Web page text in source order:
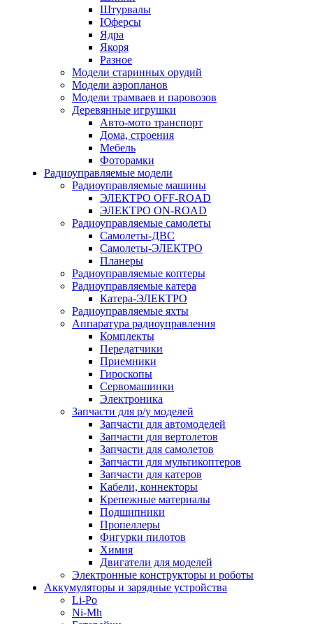
Штурвалы
Юферсы
Ядра
Якоря
Разное
Модели старинных орудий
Модели аэропланов
Модели трамваев и паровозов
Деревянные игрушки
Авто-мото транспорт
Дома, строения
Мебель
Фоторамки
Радиоуправляемые модели
Радиоуправляемые машины
ЭЛЕКТРО OFF-ROAD
ЭЛЕКТРО ON-ROAD
Радиоуправляемые самолеты
Самолеты-ДВС
Самолеты-ЭЛЕКТРО
Планеры
Радиоуправляемые коптеры
Радиоуправляемые катера
Катера-ЭЛЕКТРО
Радиоуправляемые яхты
Аппаратура радиоуправления
Комплекты
Передатчики
Приемники
Гироскопы
Сервомашинки
Электроника
Запчасти для р/у моделей
Запчасти для автомоделей
Запчасти для вертолетов
Запчасти для самолетов
Запчасти для мультикоптеров
Запчасти для катеров
Кабели, коннекторы
Крепежные материалы
Подшипники
Пропеллеры
Фигурки пилотов
Химия
Двигатели для моделей
Электронные конструкторы и роботы
Аккумуляторы и зарядные устройства
Li-Po
Ni-Mh